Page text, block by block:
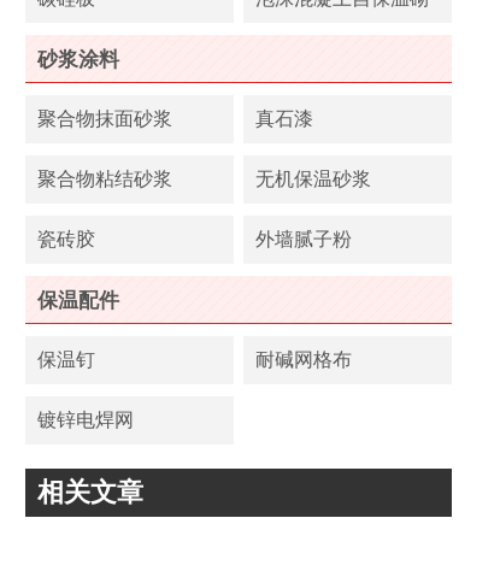
砂浆涂料
聚合物抹面砂浆 真石漆
聚合物粘结砂浆 无机保温砂浆
瓷砖胶 外墙腻子粉
保温配件
保温钉 耐碱网格布
镀锌电焊网
相关文章